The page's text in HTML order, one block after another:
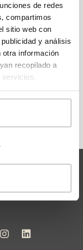
de redes
compartimos
sitio web con
y análisis
otra información
recopilado a
de más de cien
para
de todos los